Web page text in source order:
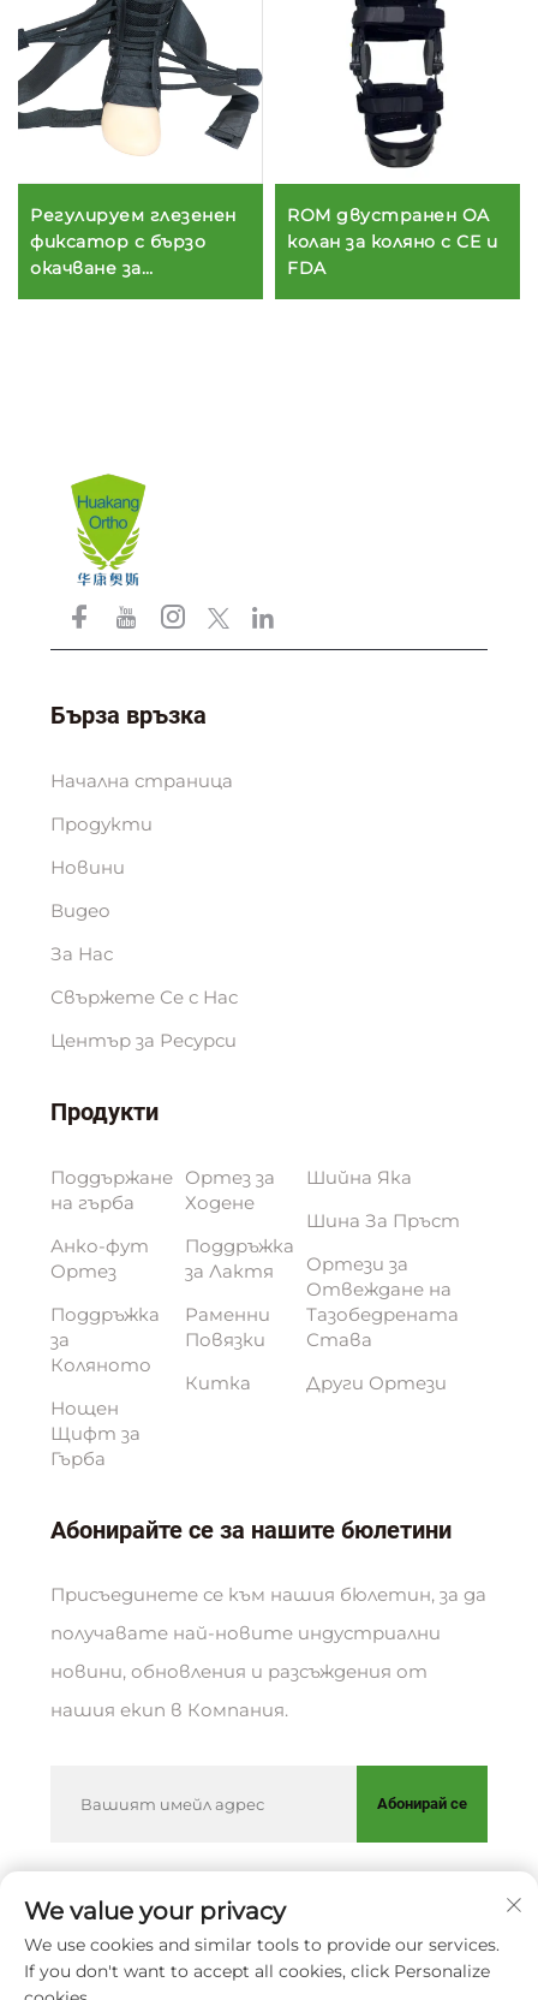
Регулируем глезенен
фиксатор с бързо
окачване за
сноподобен глезен
ROM двустранен OA
колан за коляно с CE и
FDA
Бърза връзка
Начална страница
Продукти
Новини
Видео
За Нас
Свържете Се с Нас
Център за Ресурси
Продукти
Поддържане
на гърба
Анко-фут
Ортез
Поддръжка
за
Коляното
Нощен
Щифт за
Гърба
Ортез за
Ходене
Поддръжка
за Лактя
Раменни
Повязки
Китка
Шийна Яка
Шинa За Пръст
Ортези за
Отвеждане на
Тазобедрената
Става
Други Ортези
Абонирайте се за нашите бюлетини
Присъединете се към нашия бюлетин, за да
получавате най-новите индустриални
новини, обновления и разсъждения от
нашия екип в Компания.
Абонирай се
Всички права запазени © XIAMEN HUAKANG
ORTHOPEDIC CO., LTD.
Политика за
поверителност
We value your privacy
We use cookies and similar tools to provide our services.
If you don't want to accept all cookies, click Personalize